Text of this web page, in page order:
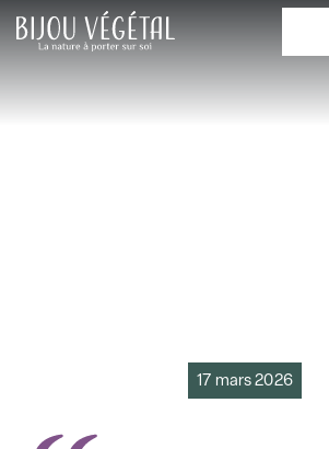
17 mars 2026